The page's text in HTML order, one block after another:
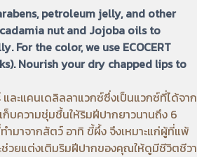
petroleum jelly, and other
nut and Jojoba oils to
the color, we use ECOCERT
Nourish your dry chapped lips to
ะแคนเดลิลลาแวกซ์ซึ่งเป็นแวกซ์ที่ได้จาก
บความชุ่มชื้นให้ริมฝีปากยาวนานถึง 6
มาจากสัตว์ อาทิ ขี้ผึ้ง จึงเหมาะแก่ผู้ที่แพ้
ช่วยแต่งเติมริมฝีปากของคุณให้ดูมีชีวิตชีวา